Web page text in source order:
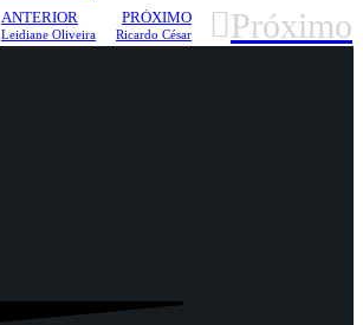
ANTERIOR
Leidiane Oliveira
PRÓXIMO
Ricardo César Próximo